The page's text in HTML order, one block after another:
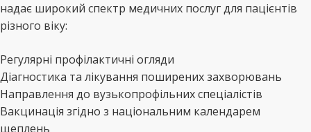
надає широкий спектр медичних послуг для пацієнтів
різного віку:
Регулярні профілактичні огляди
Діагностика та лікування поширених захворювань
Направлення до вузькопрофільних спеціалістів
Вакцинація згідно з національним календарем
щеплень